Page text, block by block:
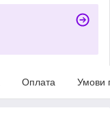
Оплата Умови